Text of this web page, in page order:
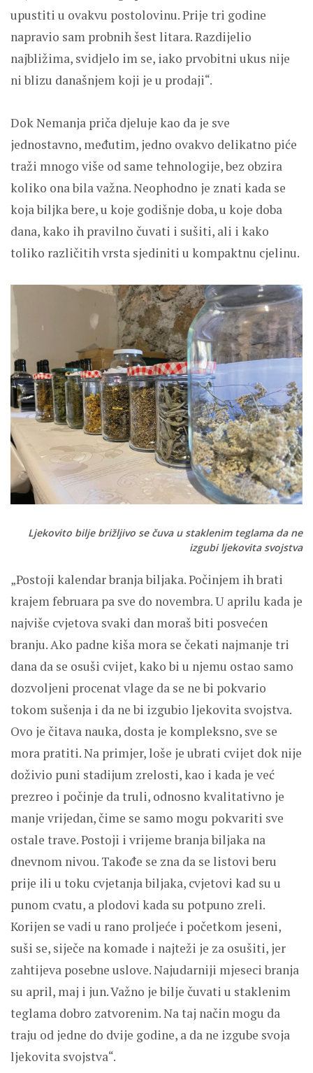
upustiti u ovakvu postolovinu. Prije tri godine
napravio sam probnih šest litara. Razdijelio
najbližima, svidjelo im se, iako prvobitni ukus nije
ni blizu današnjem koji je u prodaji“.
Dok Nemanja priča djeluje kao da je sve
jednostavno, međutim, jedno ovakvo delikatno piće
traži mnogo više od same tehnologije, bez obzira
koliko ona bila važna. Neophodno je znati kada se
koja biljka bere, u koje godišnje doba, u koje doba
dana, kako ih pravilno čuvati i sušiti, ali i kako
toliko različitih vrsta sjediniti u kompaktnu cjelinu.
Ljekovito bilje brižljivo se čuva u staklenim teglama da ne
izgubi ljekovita svojstva
„Postoji kalendar branja biljaka. Počinjem ih brati
krajem februara pa sve do novembra. U aprilu kada je
najviše cvjetova svaki dan moraš biti posvećen
branju. Ako padne kiša mora se čekati najmanje tri
dana da se osuši cvijet, kako bi u njemu ostao samo
dozvoljeni procenat vlage da se ne bi pokvario
tokom sušenja i da ne bi izgubio ljekovita svojstva.
Ovo je čitava nauka, dosta je kompleksno, sve se
mora pratiti. Na primjer, loše je ubrati cvijet dok nije
doživio puni stadijum zrelosti, kao i kada je već
prezreo i počinje da truli, odnosno kvalitativno je
manje vrijedan, čime se samo mogu pokvariti sve
ostale trave. Postoji i vrijeme branja biljaka na
dnevnom nivou. Takođe se zna da se listovi beru
prije ili u toku cvjetanja biljaka, cvjetovi kad su u
punom cvatu, a plodovi kada su potpuno zreli.
Korijen se vadi u rano proljeće i početkom jeseni,
suši se, siječe na komade i najteži je za osušiti, jer
zahtijeva posebne uslove. Najudarniji mjeseci branja
su april, maj i jun. Važno je bilje čuvati u staklenim
teglama dobro zatvorenim. Na taj način mogu da
traju od jedne do dvije godine, a da ne izgube svoja
ljekovita svojstva“.